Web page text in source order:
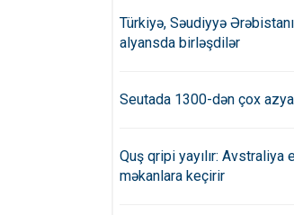
Türkiyə, Səudiyyə
alyansda birləşdilər
Seutada 1300-dən çox
Quş qripi yayılır: Avstraliya
məkanlara keçirir